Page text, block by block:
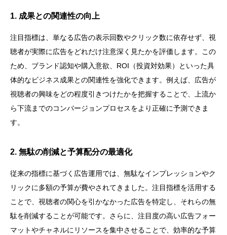
1. 成果との関連性の向上
注目指標は、単なる広告の表示回数やクリック数に依存せず、視
聴者が実際に広告をどれだけ注意深く見たかを評価します。この
ため、ブランド認知や購入意欲、ROI（投資対効果）といった具
体的なビジネス成果との関連性を強化できます。例えば、広告が
視聴者の興味をどの程度引きつけたかを把握することで、上流か
ら下流までのコンバージョンプロセスをより正確に予測できま
す。
2. 無駄の削減と予算配分の最適化
従来の指標に基づく広告運用では、無駄なインプレッションやク
リックに多額の予算が費やされてきました。注目指標を活用する
ことで、視聴者の関心を引かなかった広告を特定し、それらの無
駄を削減することが可能です。さらに、注目度の高い広告フォー
マットやチャネルにリソースを集中させることで、効率的な予算